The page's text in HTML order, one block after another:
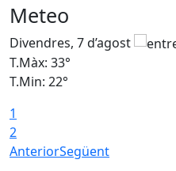
Meteo
Divendres, 7 d’agost
T.Màx: 33°
T.Min: 22°
1
2
AnteriorSegüent